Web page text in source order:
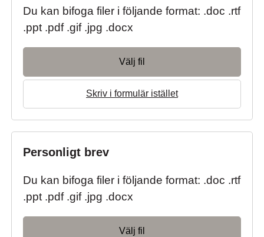
Du kan bifoga filer i följande format: .doc .rtf
.ppt .pdf .gif .jpg .docx
Välj fil
Skriv i formulär istället
Personligt brev
Du kan bifoga filer i följande format: .doc .rtf
.ppt .pdf .gif .jpg .docx
Välj fil